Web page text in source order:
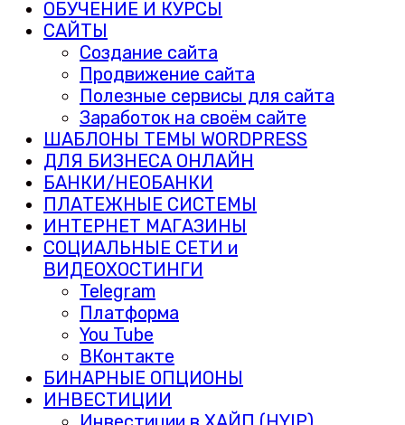
ОБУЧЕНИЕ И КУРСЫ
САЙТЫ
Создание сайта
Продвижение сайта
Полезные сервисы для сайта
Заработок на своём сайте
ШАБЛОНЫ ТЕМЫ WORDPRESS
ДЛЯ БИЗНЕСА ОНЛАЙН
БАНКИ/НЕОБАНКИ
ПЛАТЕЖНЫЕ СИСТЕМЫ
ИНТЕРНЕТ МАГАЗИНЫ
СОЦИАЛЬНЫЕ СЕТИ и
ВИДЕОХОСТИНГИ
Telegram
Платформа
You Tube
ВКонтакте
БИНАРНЫЕ ОПЦИОНЫ
ИНВЕСТИЦИИ